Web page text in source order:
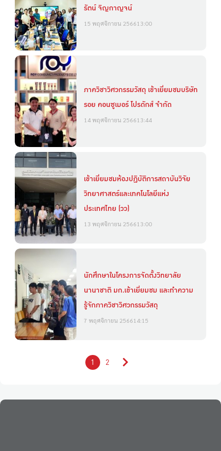
รัตน์ จิญกาญจน์
15 พฤศจิกายน 256613:00
ภาควิชาวิศวกรรมวัสดุ เข้าเยี่ยมชมบริษัท
รอย คอนซูเมอร์ โปรดักส์ จำกัด
14 พฤศจิกายน 256613:44
เข้าเยี่ยมชมห้องปฏิบัติการสถาบันวิจัย
วิทยาศาสตร์และเทคโนโลยีแห่ง
ประเทศไทย (วว)
13 พฤศจิกายน 256613:00
นักศึกษาในโครงการจัดตั้งวิทยาลัย
นานาชาติ มก.เข้าเยี่ยมชม และทำความ
รู้จักภาควิชาวิศวกรรมวัสดุ
7 พฤศจิกายน 256614:15
1 2